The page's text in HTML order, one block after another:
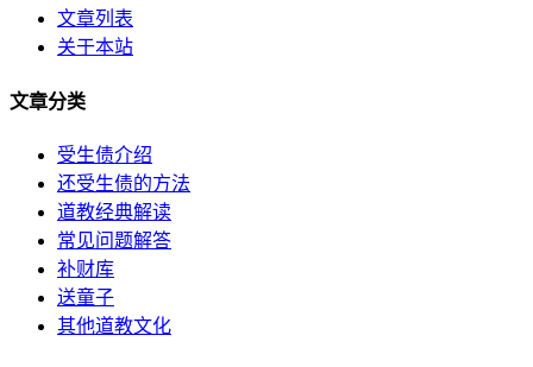
文章列表
关于本站
文章分类
受生债介绍
还受生债的方法
道教经典解读
常见问题解答
补财库
送童子
其他道教文化